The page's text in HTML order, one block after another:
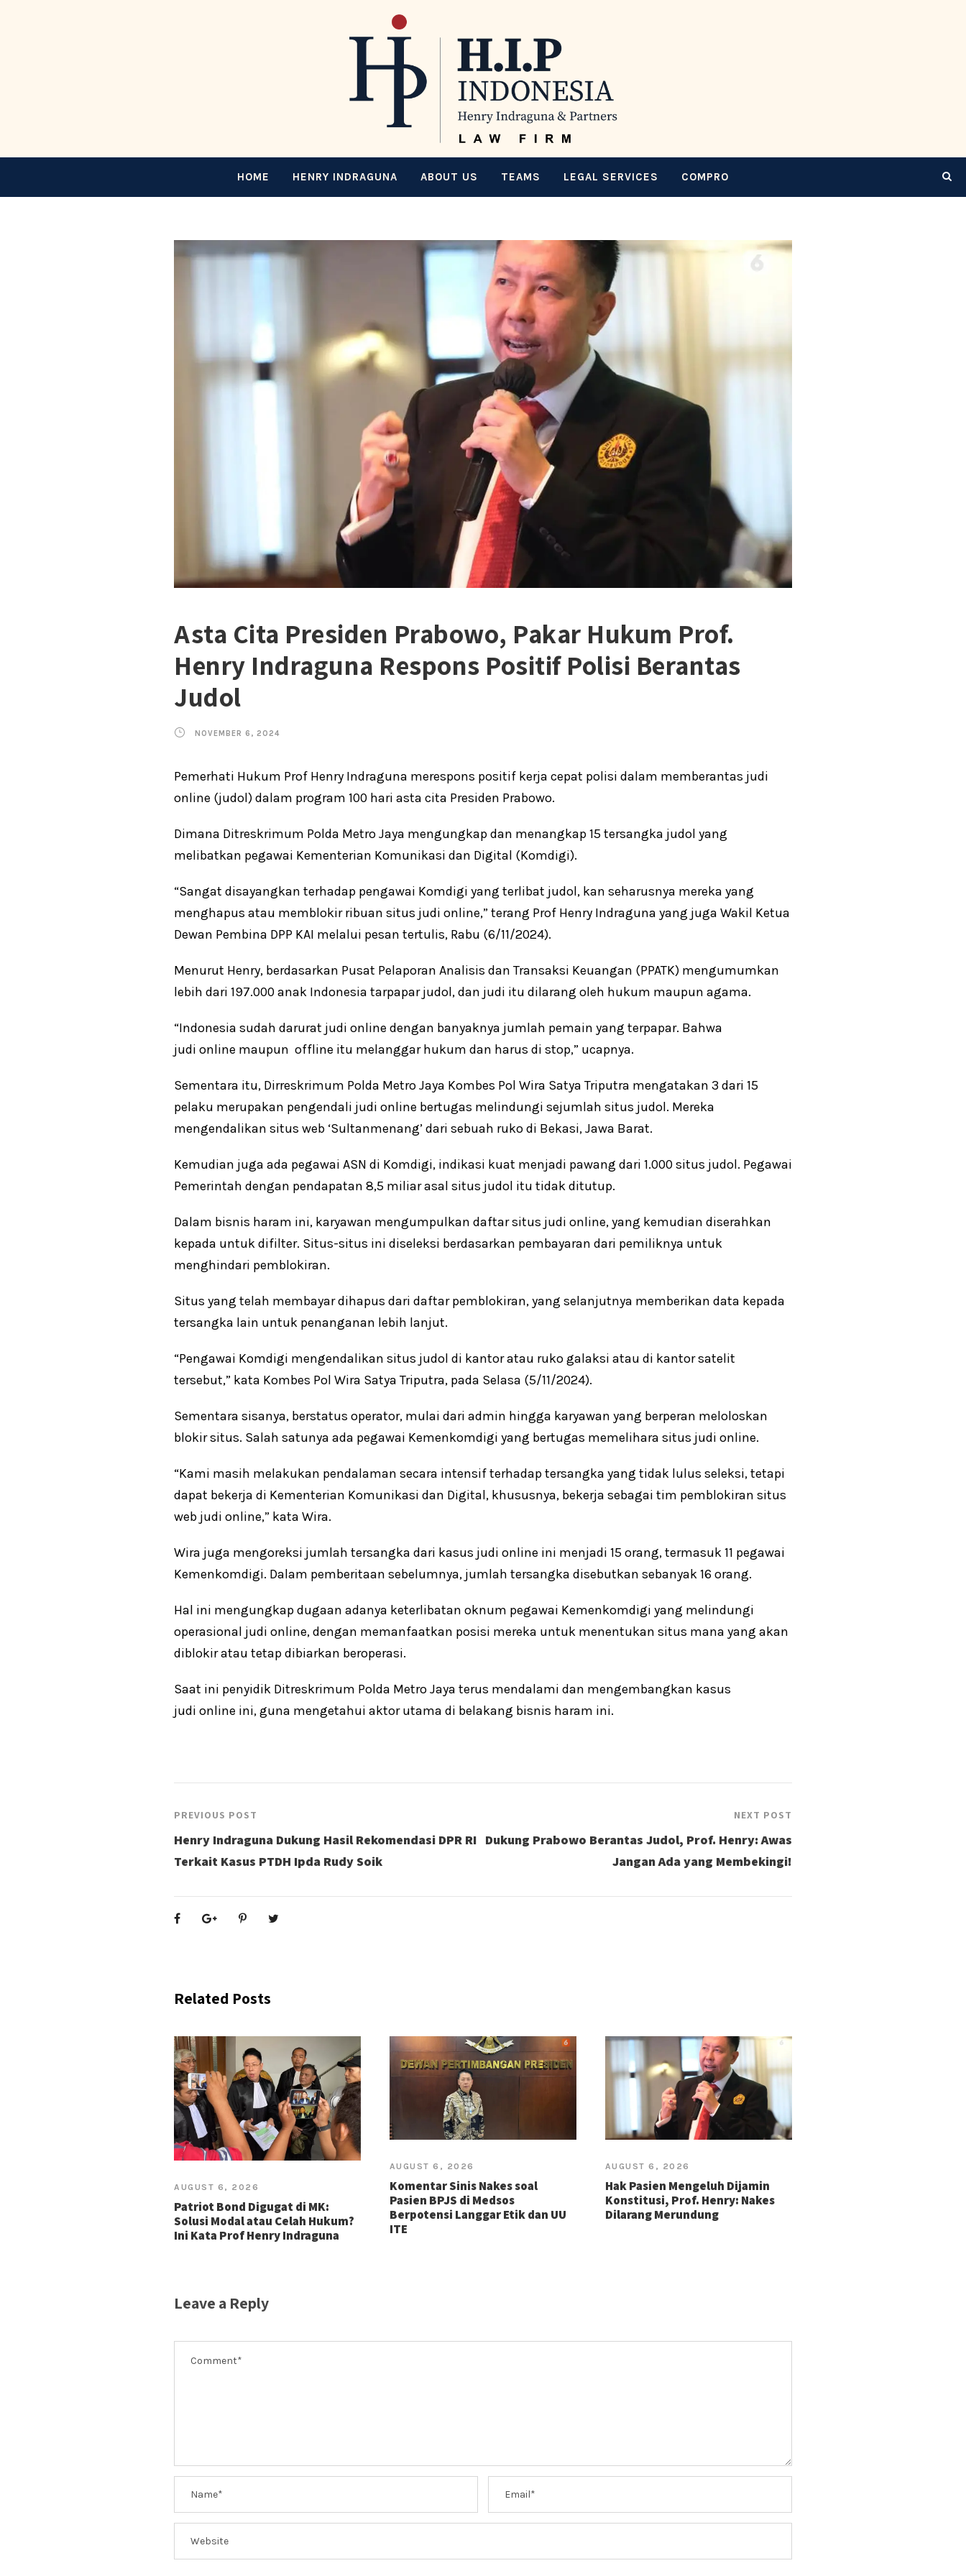
HOME HENRY INDRAGUNA ABOUT US TEAMS LEGAL SERVICES COMPRO
Asta Cita Presiden Prabowo, Pakar Hukum Prof.
Henry Indraguna Respons Positif Polisi Berantas
Judol
NOVEMBER 6, 2024
Pemerhati Hukum Prof Henry Indraguna merespons positif kerja cepat polisi dalam memberantas judi
online (judol) dalam program 100 hari asta cita Presiden Prabowo.
Dimana Ditreskrimum Polda Metro Jaya mengungkap dan menangkap 15 tersangka judol yang
melibatkan pegawai Kementerian Komunikasi dan Digital (Komdigi).
“Sangat disayangkan terhadap pengawai Komdigi yang terlibat judol, kan seharusnya mereka yang
menghapus atau memblokir ribuan situs judi online,” terang Prof Henry Indraguna yang juga Wakil Ketua
Dewan Pembina DPP KAI melalui pesan tertulis, Rabu (6/11/2024).
Menurut Henry, berdasarkan Pusat Pelaporan Analisis dan Transaksi Keuangan (PPATK) mengumumkan
lebih dari 197.000 anak Indonesia tarpapar judol, dan judi itu dilarang oleh hukum maupun agama.
“Indonesia sudah darurat judi online dengan banyaknya jumlah pemain yang terpapar. Bahwa
judi online maupun offline itu melanggar hukum dan harus di stop,” ucapnya.
Sementara itu, Dirreskrimum Polda Metro Jaya Kombes Pol Wira Satya Triputra mengatakan 3 dari 15
pelaku merupakan pengendali judi online bertugas melindungi sejumlah situs judol. Mereka
mengendalikan situs web ‘Sultanmenang’ dari sebuah ruko di Bekasi, Jawa Barat.
Kemudian juga ada pegawai ASN di Komdigi, indikasi kuat menjadi pawang dari 1.000 situs judol. Pegawai
Pemerintah dengan pendapatan 8,5 miliar asal situs judol itu tidak ditutup.
Dalam bisnis haram ini, karyawan mengumpulkan daftar situs judi online, yang kemudian diserahkan
kepada untuk difilter. Situs-situs ini diseleksi berdasarkan pembayaran dari pemiliknya untuk
menghindari pemblokiran.
Situs yang telah membayar dihapus dari daftar pemblokiran, yang selanjutnya memberikan data kepada
tersangka lain untuk penanganan lebih lanjut.
“Pengawai Komdigi mengendalikan situs judol di kantor atau ruko galaksi atau di kantor satelit
tersebut,” kata Kombes Pol Wira Satya Triputra, pada Selasa (5/11/2024).
Sementara sisanya, berstatus operator, mulai dari admin hingga karyawan yang berperan meloloskan
blokir situs. Salah satunya ada pegawai Kemenkomdigi yang bertugas memelihara situs judi online.
“Kami masih melakukan pendalaman secara intensif terhadap tersangka yang tidak lulus seleksi, tetapi
dapat bekerja di Kementerian Komunikasi dan Digital, khususnya, bekerja sebagai tim pemblokiran situs
web judi online,” kata Wira.
Wira juga mengoreksi jumlah tersangka dari kasus judi online ini menjadi 15 orang, termasuk 11 pegawai
Kemenkomdigi. Dalam pemberitaan sebelumnya, jumlah tersangka disebutkan sebanyak 16 orang.
Hal ini mengungkap dugaan adanya keterlibatan oknum pegawai Kemenkomdigi yang melindungi
operasional judi online, dengan memanfaatkan posisi mereka untuk menentukan situs mana yang akan
diblokir atau tetap dibiarkan beroperasi.
Saat ini penyidik Ditreskrimum Polda Metro Jaya terus mendalami dan mengembangkan kasus
judi online ini, guna mengetahui aktor utama di belakang bisnis haram ini.
PREVIOUS POST
Henry Indraguna Dukung Hasil Rekomendasi DPR RI
Terkait Kasus PTDH Ipda Rudy Soik
NEXT POST
Dukung Prabowo Berantas Judol, Prof. Henry: Awas
Jangan Ada yang Membekingi!
Related Posts
AUGUST 6, 2026
Patriot Bond Digugat di MK:
Solusi Modal atau Celah Hukum?
Ini Kata Prof Henry Indraguna
AUGUST 6, 2026
Komentar Sinis Nakes soal
Pasien BPJS di Medsos
Berpotensi Langgar Etik dan UU
ITE
AUGUST 6, 2026
Hak Pasien Mengeluh Dijamin
Konstitusi, Prof. Henry: Nakes
Dilarang Merundung
Leave a Reply